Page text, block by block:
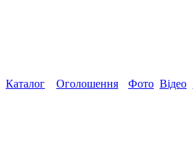
Каталог Оголошення Фото Відео